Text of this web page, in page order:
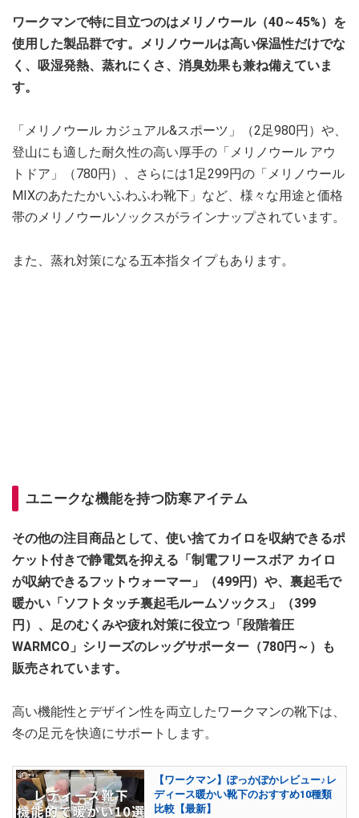
ワークマンで特に目立つのはメリノウール（40～45%）を
使用した製品群です。メリノウールは高い保温性だけでな
く、吸湿発熱、蒸れにくさ、消臭効果も兼ね備えていま
す。
「メリノウール カジュアル&スポーツ」（2足980円）や、
登山にも適した耐久性の高い厚手の「メリノウール アウ
トドア」（780円）、さらには1足299円の「メリノウール
MIXのあたたかいふわふわ靴下」など、様々な用途と価格
帯のメリノウールソックスがラインナップされています。
また、蒸れ対策になる五本指タイプもあります。
ユニークな機能を持つ防寒アイテム
その他の注目商品として、使い捨てカイロを収納できるポ
ケット付きで静電気を抑える「制電フリースボア カイロ
が収納できるフットウォーマー」（499円）や、裏起毛で
暖かい「ソフトタッチ裏起毛ルームソックス」（399
円）、足のむくみや疲れ対策に役立つ「段階着圧
WARMCO」シリーズのレッグサポーター（780円～）も
販売されています。
高い機能性とデザイン性を両立したワークマンの靴下は、
冬の足元を快適にサポートします。
【ワークマン】ぽっかぽかレビュー♪レ
ディース暖かい靴下のおすすめ10種類
比較【最新】